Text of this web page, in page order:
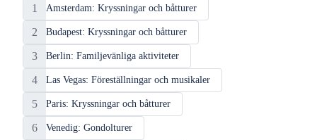
kategorier
1 Amsterdam: Kryssningar och båtturer
2 Budapest: Kryssningar och båtturer
3 Berlin: Familjevänliga aktiviteter
4 Las Vegas: Föreställningar och musikaler
5 Paris: Kryssningar och båtturer
6 Venedig: Gondolturer